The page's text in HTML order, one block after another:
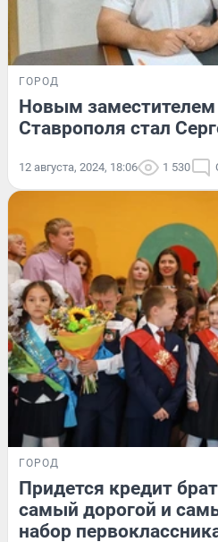
ГОРОД
‍Новым заместителем
Ставрополя стал
12 августа, 2024, 18:06 1 530
ГОРОД
Придется кредит
самый дорогой и
набор